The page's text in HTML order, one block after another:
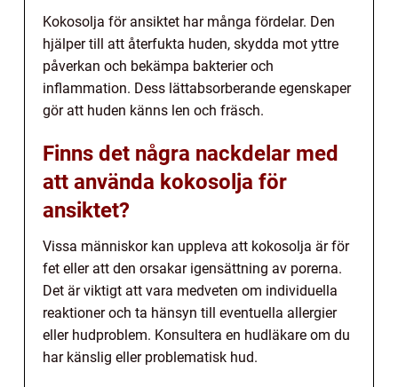
Kokosolja för ansiktet har många fördelar. Den
hjälper till att återfukta huden, skydda mot yttre
påverkan och bekämpa bakterier och
inflammation. Dess lättabsorberande egenskaper
gör att huden känns len och fräsch.
Finns det några nackdelar med
att använda kokosolja för
ansiktet?
Vissa människor kan uppleva att kokosolja är för
fet eller att den orsakar igensättning av porerna.
Det är viktigt att vara medveten om individuella
reaktioner och ta hänsyn till eventuella allergier
eller hudproblem. Konsultera en hudläkare om du
har känslig eller problematisk hud.